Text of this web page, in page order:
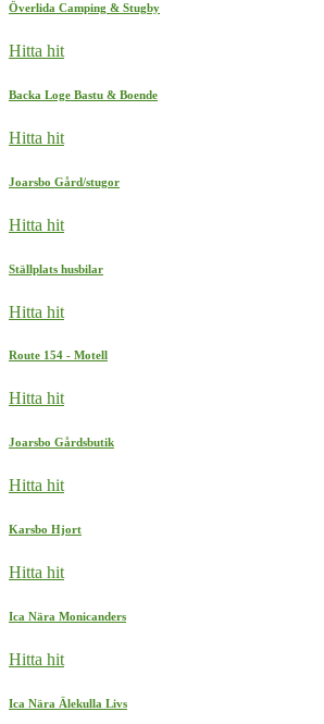
Överlida Camping & Stugby
Hitta hit
Backa Loge Bastu & Boende
Hitta hit
Joarsbo Gård/stugor
Hitta hit
Ställplats husbilar
Hitta hit
Route 154 - Motell
Hitta hit
Joarsbo Gårdsbutik
Hitta hit
Karsbo Hjort
Hitta hit
Ica Nära Monicanders
Hitta hit
Ica Nära Älekulla Livs